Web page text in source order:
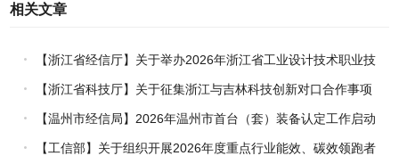
相关文章
【浙江省经信厅】关于举办2026年浙江省工业设计技术职业技
能竞赛的通知
【浙江省科技厅】关于征集浙江与吉林科技创新对口合作事项
的通知【温州市经信局】2026年温州市首台（套）装备认定工作启动
【工信部】关于组织开展2026年度重点行业能效、碳效领跑者